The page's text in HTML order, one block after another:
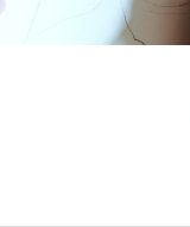
アクセス